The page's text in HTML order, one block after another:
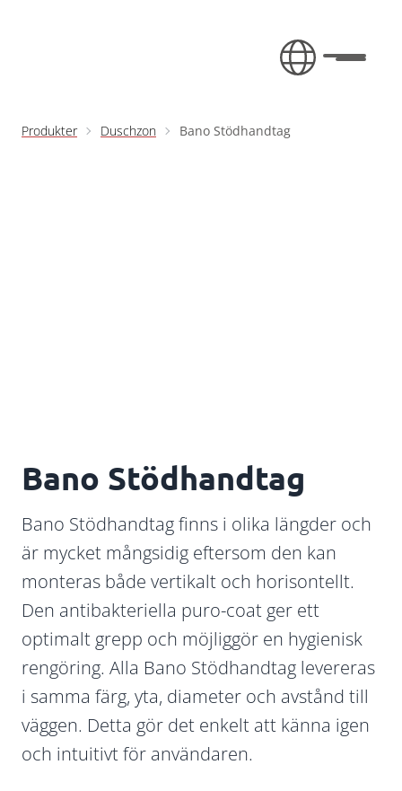
Visa/
Produkter Duschzon Bano Stödhandtag
Bano Stödhandtag
Bano Stödhandtag finns i olika längder och
är mycket mångsidig eftersom den kan
monteras både vertikalt och horisontellt.
Den antibakteriella puro-coat ger ett
optimalt grepp och möjliggör en hygienisk
rengöring. Alla Bano Stödhandtag levereras
i samma färg, yta, diameter och avstånd till
väggen. Detta gör det enkelt att känna igen
och intuitivt för användaren.